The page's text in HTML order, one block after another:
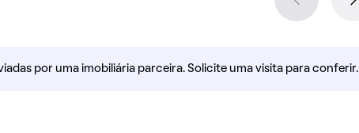
por uma imobiliária parceira. Solicite uma visita para conferir.